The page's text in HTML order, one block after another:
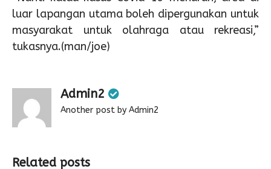
luar lapangan utama boleh dipergunakan untuk
masyarakat untuk olahraga atau rekreasi,”
tukasnya.(man/joe)
Admin2
Another post by Admin2
Related posts